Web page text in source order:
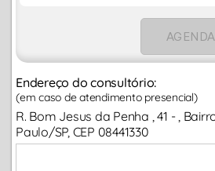
Endereço do consultório:
(em caso de atendimento presencial)
R. Bom Jesus da Penha , 41 - ,
Paulo/SP, CEP 08441330